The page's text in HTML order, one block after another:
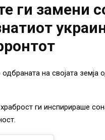
ги замени
на својата земја
ги инспирираше